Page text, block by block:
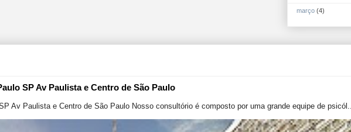
março (4)
SP Av Paulista e Centro de São Paulo
Av Paulista e Centro de São Paulo Nosso consultório é composto por uma grande equipe de psicól...